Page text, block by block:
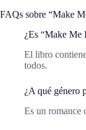
FAQs sobre “Make
¿Es “Make Me
El libro
todos.
¿A qué género
Es un romance